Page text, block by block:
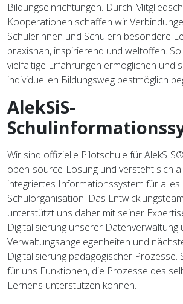
Bildungseinrichtungen. Durch
Kooperationen schaffen wir
Schülerinnen und Schülern besondere
praxisnah, inspirierend und weltoffen.
vielfältige Erfahrungen ermöglichen und
individuellen Bildungsweg bestmöglich
AlekSiS-
Wir sind offizielle Pilotschule für
open-source-Lösung und versteht sich
integriertes Informationssystem für alles
Schulorganisation. Das
unterstützt uns daher mit seiner
Digitalisierung unserer Datenverwaltung
Verwaltungsangelegenheiten und
Digitalisierung pädagogischer Prozesse.
für uns Funktionen, die Prozesse des
Lernens unterstützen können.